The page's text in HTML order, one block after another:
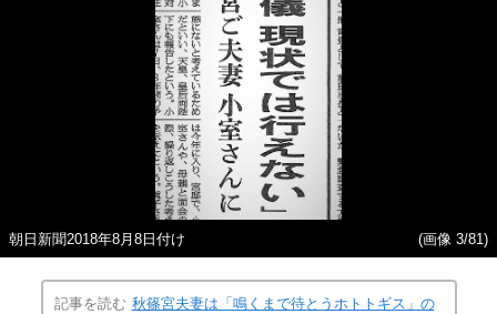
朝日新聞2018年8月8日付け (画像 3/81)
記事を読む 秋篠宮夫妻は「鳴くまで待とうホトトギス」の